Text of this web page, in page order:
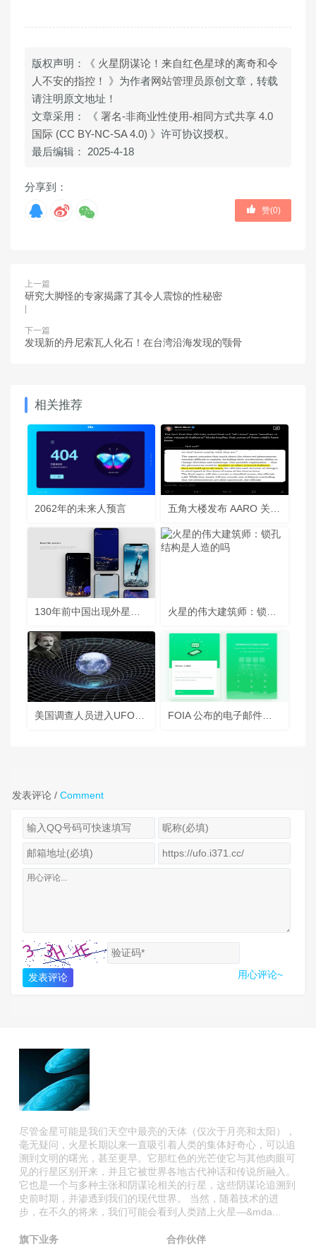
版权声明：《 火星阴谋论！来自红色星球的离奇和令
人不安的指控！
》为作者网站管理员原创文章，转载
请注明原文地址！
文章采用： 《 署名-非商业性使用-相同方式共享 4.0
国际 (CC BY-NC-SA 4.0) 》许可协议授权。
最后编辑： 2025-4-18
分享到：
赞(0)
上一篇
研究大脚怪的专家揭露了其令人震惊的性秘密
下一篇
发现新的丹尼索瓦人化石！在台湾沿海发现的颚骨
相关推荐
2062年的未来人预言
130年前中国出现外星人，并绑架一农民，将他带到千里之外 火星的伟大建筑师：锁孔结构是人造的吗
美国调查人员进入UFO内时空错位 FOIA 公布的电子邮件提及所谓的三角形 UAP 照片；前 UAP 工作组主任发表讲话
发表评论 / Comment
发表评论 用心评论~
尽管金星可能是我们天空中最亮的天体（仅次于月亮和太阳），
毫无疑问，火星长期以来一直吸引着人类的集体好奇心，可以追
溯到文明的曙光，甚至更早。它那红色的光芒使它与其他肉眼可
见的行星区别开来，并且它被世界各地古代神话和传说所融入。
它也是一个与多种主张和阴谋论相关的行星，这些阴谋论追溯到
史前时期，并渗透到我们的现代世界。 当然，随着技术的进
步，在不久的将来，我们可能会看到人类踏上火星—&mda...
旗下业务 合作伙伴